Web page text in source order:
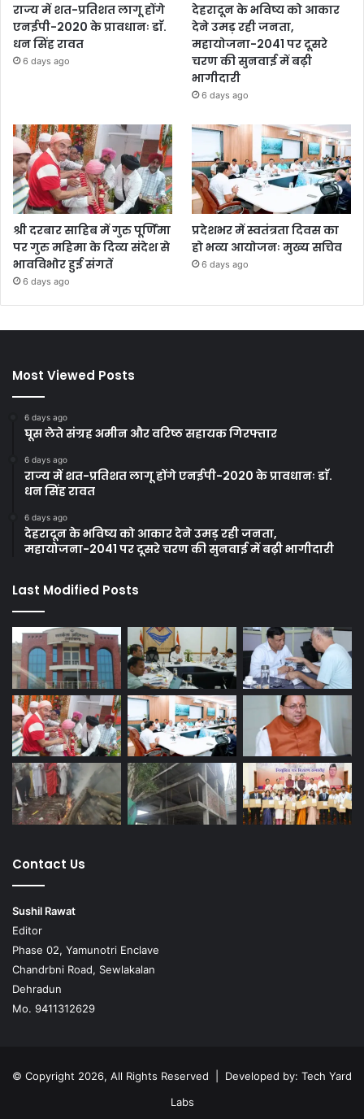
राज्य में शत-प्रतिशत लागू होंगे
एनईपी-2020 के प्रावधानः डाॅ.
धन सिंह रावत
6 days ago
देहरादून के भविष्य को आकार
देने उमड़ रही जनता,
महायोजना-2041 पर दूसरे
चरण की सुनवाई में बढ़ी
भागीदारी
6 days ago
श्री दरबार साहिब में गुरु पूर्णिमा
पर गुरु महिमा के दिव्य संदेश से
भावविभोर हुई संगतें
6 days ago
प्रदेशभर में स्वतंत्रता दिवस का
हो भव्य आयोजनः मुख्य सचिव
6 days ago
Most Viewed Posts
6 days ago
घूस लेते संग्रह अमीन और वरिष्ठ सहायक गिरफ्तार
6 days ago
राज्य में शत-प्रतिशत लागू होंगे एनईपी-2020 के प्रावधानः डाॅ.
धन सिंह रावत
6 days ago
देहरादून के भविष्य को आकार देने उमड़ रही जनता,
महायोजना-2041 पर दूसरे चरण की सुनवाई में बढ़ी भागीदारी
Last Modified Posts
Contact Us
Sushil Rawat
Editor
Phase 02, Yamunotri Enclave
Chandrbni Road, Sewlakalan
Dehradun
Mo. 9411312629
© Copyright 2026, All Rights Reserved | Developed by: Tech Yard
Labs